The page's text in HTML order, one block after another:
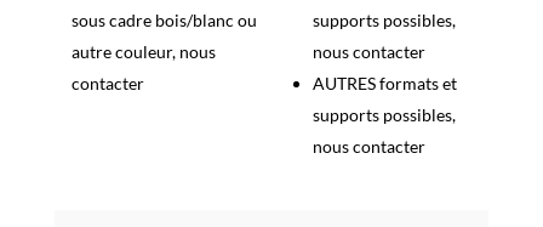
sous cadre bois/blanc ou
autre couleur, nous
contacter
supports possibles,
nous contacter
AUTRES formats et
supports possibles,
nous contacter